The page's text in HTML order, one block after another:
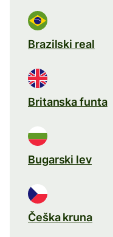
Brazilski real
Britanska funta
Bugarski lev
Češka kruna